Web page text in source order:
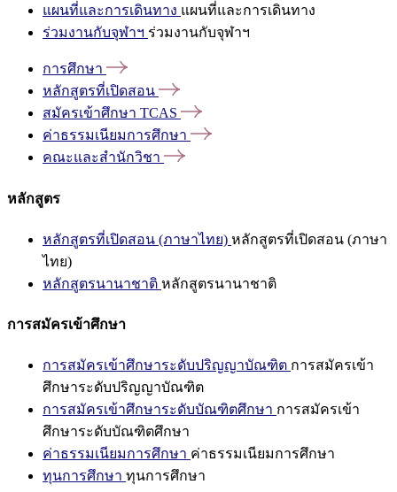
แผนที่และการเดินทาง แผนที่และการเดินทาง
ร่วมงานกับจุฬาฯ ร่วมงานกับจุฬาฯ
การศึกษา
หลักสูตรที่เปิดสอน
สมัครเข้าศึกษา TCAS
ค่าธรรมเนียมการศึกษา
คณะและสำนักวิชา
หลักสูตร
หลักสูตรที่เปิดสอน (ภาษาไทย) หลักสูตรที่เปิดสอน (ภาษา
ไทย)
หลักสูตรนานาชาติ หลักสูตรนานาชาติ
การสมัครเข้าศึกษา
การสมัครเข้าศึกษาระดับปริญญาบัณฑิต การสมัครเข้า
ศึกษาระดับปริญญาบัณฑิต
การสมัครเข้าศึกษาระดับบัณฑิตศึกษา การสมัครเข้า
ศึกษาระดับบัณฑิตศึกษา
ค่าธรรมเนียมการศึกษา ค่าธรรมเนียมการศึกษา
ทุนการศึกษา ทุนการศึกษา